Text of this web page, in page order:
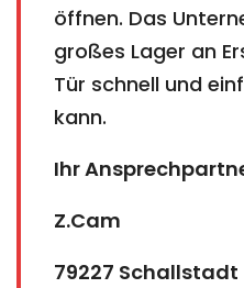
öffnen. Das
großes Lager an
Tür schnell und
kann.
Ihr
Z.Cam
79227 Schallstadt